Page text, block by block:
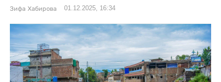
Зифа Хабирова 01.12.2025, 16:34